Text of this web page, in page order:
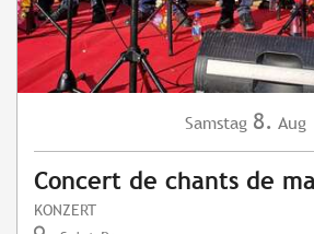
Samstag 8. Aug
Concert de chants de
KONZERT